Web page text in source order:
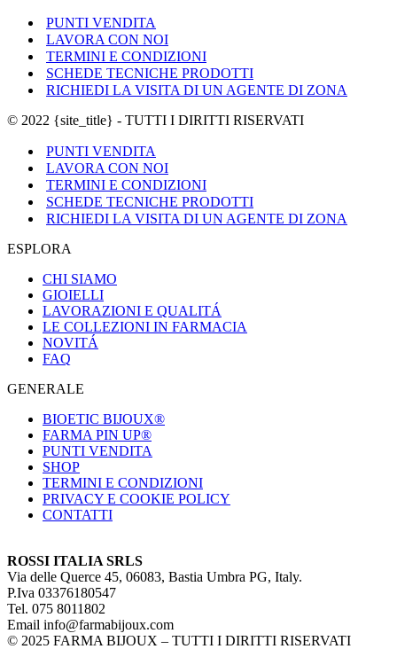
PUNTI VENDITA
LAVORA CON NOI
TERMINI E CONDIZIONI
SCHEDE TECNICHE PRODOTTI
RICHIEDI LA VISITA DI UN AGENTE DI ZONA
© 2022 {site_title} - TUTTI I DIRITTI RISERVATI
PUNTI VENDITA
LAVORA CON NOI
TERMINI E CONDIZIONI
SCHEDE TECNICHE PRODOTTI
RICHIEDI LA VISITA DI UN AGENTE DI ZONA
ESPLORA
CHI SIAMO
GIOIELLI
LAVORAZIONI E QUALITÁ
LE COLLEZIONI IN FARMACIA
NOVITÁ
FAQ
GENERALE
BIOETIC BIJOUX®
FARMA PIN UP®
PUNTI VENDITA
SHOP
TERMINI E CONDIZIONI
PRIVACY E COOKIE POLICY
CONTATTI
ROSSI ITALIA SRLS
Via delle Querce 45, 06083, Bastia Umbra PG, Italy.
P.Iva 03376180547
Tel. 075 8011802
Email info@farmabijoux.com
© 2025 FARMA BIJOUX – TUTTI I DIRITTI RISERVATI